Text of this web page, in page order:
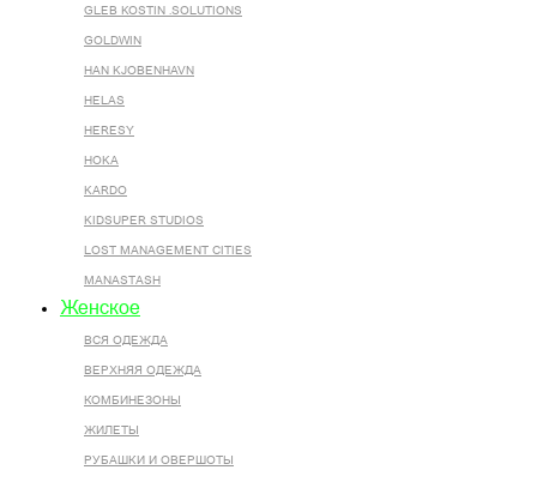
GLEB KOSTIN .SOLUTIONS
GOLDWIN
HAN KJOBENHAVN
HELAS
HERESY
HOKA
KARDO
KIDSUPER STUDIOS
LOST MANAGEMENT CITIES
MANASTASH
Женское
ВСЯ ОДЕЖДА
ВЕРХНЯЯ ОДЕЖДА
КОМБИНЕЗОНЫ
ЖИЛЕТЫ
РУБАШКИ И ОВЕРШОТЫ